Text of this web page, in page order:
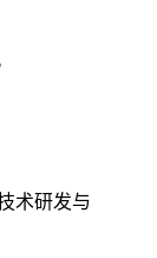
术研发与